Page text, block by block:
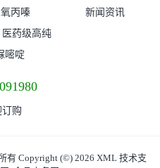
丙嗪
药级高纯
原粉
嘧啶
新闻资讯
购
有 Copyright (©) 2026 XML技术支